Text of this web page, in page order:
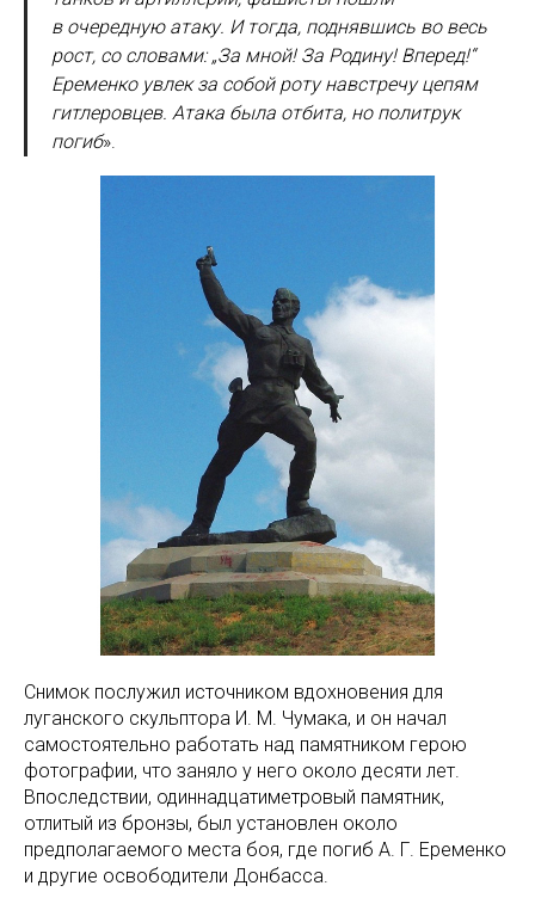
в очередную атаку. И тогда, поднявшись во весь
рост, со словами: „За мной! За Родину! Вперед!“
Еременко увлек за собой роту навстречу цепям
гитлеровцев. Атака была отбита, но политрук
погиб».
Снимок послужил источником вдохновения для
луганского скульптора И. М. Чумака, и он начал
самостоятельно работать над памятником герою
фотографии, что заняло у него около десяти лет.
Впоследствии, одиннадцатиметровый памятник,
отлитый из бронзы, был установлен около
предполагаемого места боя, где погиб А. Г. Еременко
и другие освободители Донбасса.